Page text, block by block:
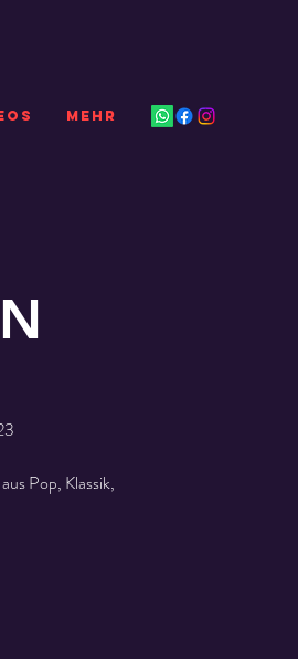
Mehr
Pop, Klassik,